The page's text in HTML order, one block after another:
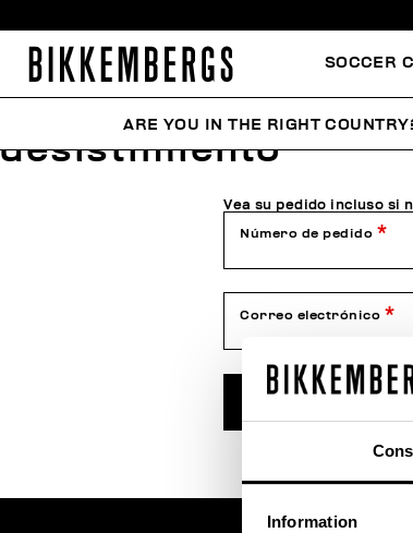
Information
SOCCER
Consulta el
desistimiento
Vea su pedido incluso si
Número de pedido
Correo electrónico
ARE YOU IN THE RIGHT